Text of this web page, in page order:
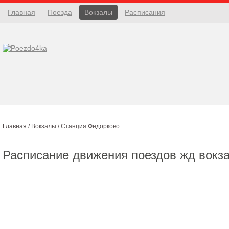
Главная Поезда Вокзалы Расписания
Главная / Вокзалы /Станция Федорково
Расписание движения поездов жд